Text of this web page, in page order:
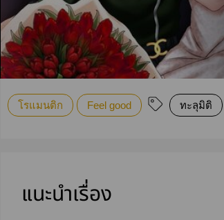
โรแมนติก Feel good ทะลุมิติ
แนะนำเรื่อง